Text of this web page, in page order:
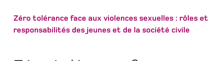
Zéro tolérance face aux violences sexuelles : rôles et
responsabilités des jeunes et de la société civile